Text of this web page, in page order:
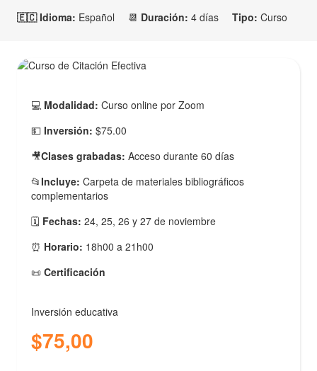
🇪🇨 Idioma: Español 📆 Duración: 4 días Tipo: Curso
💻 Modalidad: Curso online por Zoom
💵 Inversión: $75.00
🎥Clases grabadas: Acceso durante 60 días
📂Incluye: Carpeta de materiales bibliográficos
complementarios
🗓️ Fechas: 24, 25, 26 y 27 de noviembre
⏰ Horario: 18h00 a 21h00
📜 Certificación
Inversión educativa
$75,00